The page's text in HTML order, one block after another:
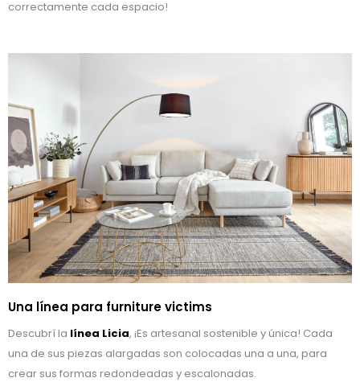
correctamente cada espacio!
Una línea para furniture victims
Descubrí la línea Licia, ¡Es artesanal sostenible y única! Cada
una de sus piezas alargadas son colocadas una a una, para
crear sus formas redondeadas y escalonadas.